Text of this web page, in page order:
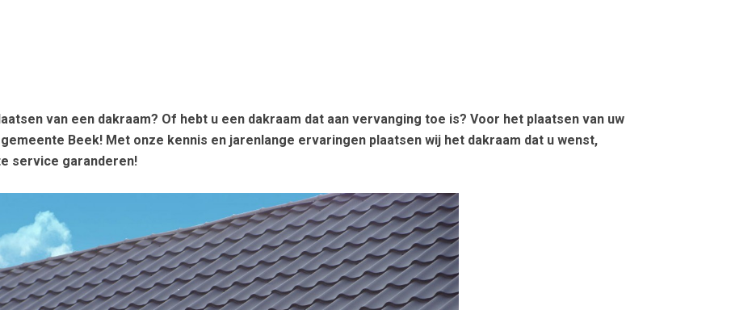
van een dakraam? Of hebt u een dakraam dat aan vervanging toe is? Voor het plaatsen van uw
Beek! Met onze kennis en jarenlange ervaringen plaatsen wij het dakraam dat u wenst,
service garanderen!